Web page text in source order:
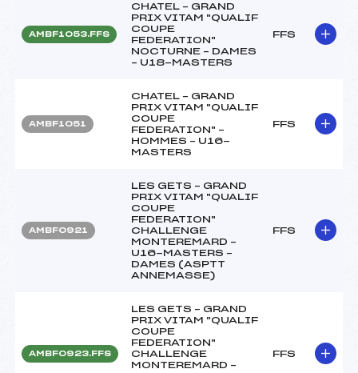
AMBF1053.FFS
CHATEL – GRAND
PRIX VITAM "QUALIF
COUPE
FEDERATION"
NOCTURNE – DAMES
– U18-MASTERS
FFS
AMBF1051
CHATEL – GRAND
PRIX VITAM "QUALIF
COUPE
FEDERATION" –
HOMMES – U16-
MASTERS
FFS
AMBF0921
LES GETS – GRAND
PRIX VITAM "QUALIF
COUPE
FEDERATION"
CHALLENGE
MONTEREMARD –
U16-MASTERS –
DAMES (ASPTT
ANNEMASSE)
FFS
AMBF0923.FFS
LES GETS – GRAND
PRIX VITAM "QUALIF
COUPE
FEDERATION"
CHALLENGE
MONTEREMARD –
FFS